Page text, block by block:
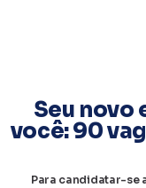
Seu novo
você: 90
Para candidatar-se